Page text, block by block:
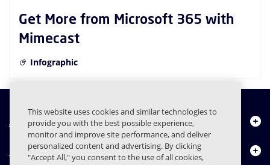
Get More from Microsoft 365 with
Mimecast
Infographic
À propos de nous
Produits
This website uses cookies and similar technologies to
provide you with the best possible experience,
monitor and improve site performance, and deliver
personalized content and advertising. By clicking
"Accept All," you consent to the use of all cookies,